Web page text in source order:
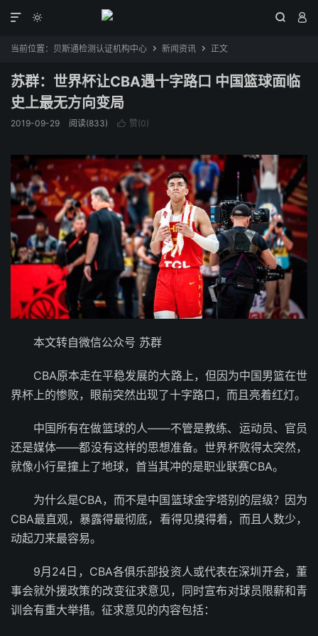
  

当前位置： 贝斯通检测认证机构中心  新闻资讯  正文
苏群：世界杯让CBA遇十字路口 中国篮球面临
史上最无方向变局
2019-09-29 阅读(833)  赞(0)
本文转自微信公众号 苏群
CBA原本走在平稳发展的大路上，但因为中国男篮在世
界杯上的惨败，眼前突然出现了十字路口，而且亮着红灯。
中国所有在做篮球的人——不管是教练、运动员、官员
还是媒体——都没有这样的思想准备。世界杯败得太突然，
就像小行星撞上了地球，首当其冲的是职业联赛CBA。
为什么是CBA，而不是中国篮球金字塔别的层级？因为
CBA最直观，暴露得最彻底，看得见摸得着，而且人数少，
动起刀来最容易。
9月24日，CBA各俱乐部投资人或代表在深圳开会，董
事会就外援政策的改变征求意见，同时宣布对球员限薪和青
训会有重大举措。征求意见的内容包括：